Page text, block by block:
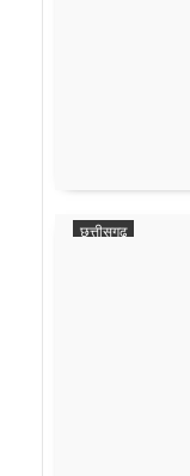
छत्तीसगढ़